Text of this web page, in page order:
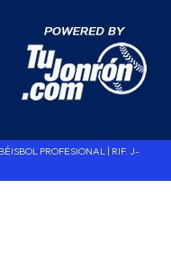
PROFESIONAL | RIF. J-